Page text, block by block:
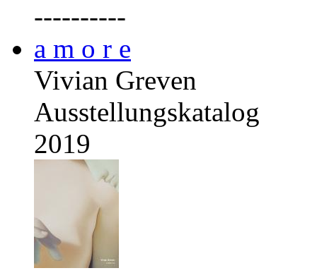
----------
a m o r e
Vivian Greven
Ausstellungskatalog
2019